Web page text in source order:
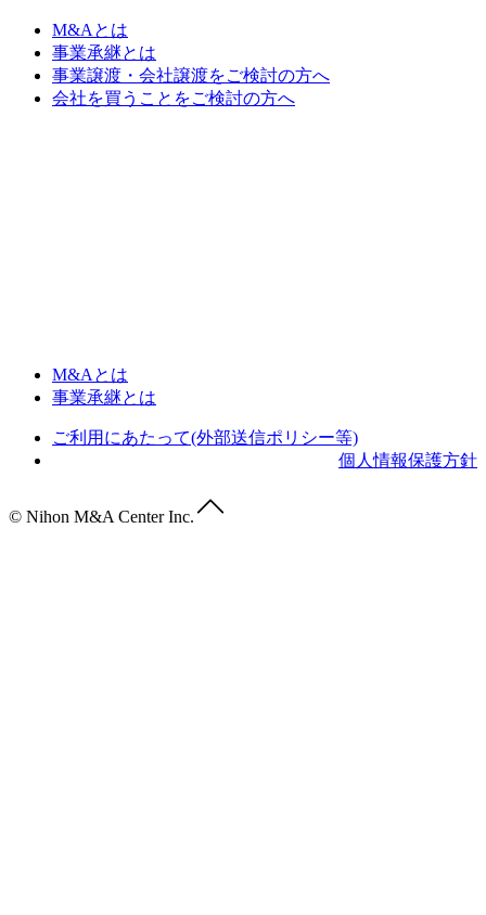
M&Aとは
事業承継とは
事業譲渡・会社譲渡をご検討の方へ
会社を買うことをご検討の方へ
M&Aとは
事業承継とは
ご利用にあたって(外部送信ポリシー等)
個人情報保護方針
© Nihon M&A Center Inc.